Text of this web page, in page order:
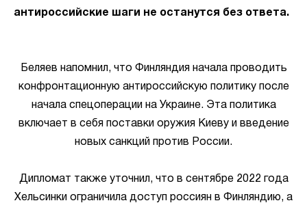
антироссийские шаги не останутся без ответа.
Беляев напомнил, что Финляндия начала проводить
конфронтационную антироссийскую политику после
начала спецоперации на Украине. Эта политика
включает в себя поставки оружия Киеву и введение
новых санкций против России.
Дипломат также уточнил, что в сентябре 2022 года
Хельсинки ограничила доступ россиян в Финляндию, а